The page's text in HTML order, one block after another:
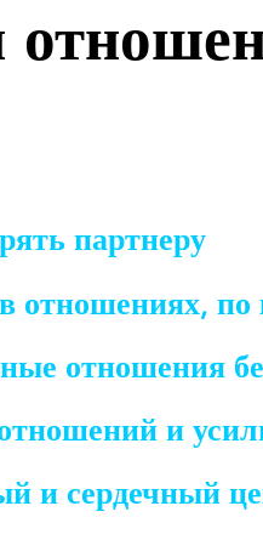
партнеру
отношениях,
отношения
и
и сердечный